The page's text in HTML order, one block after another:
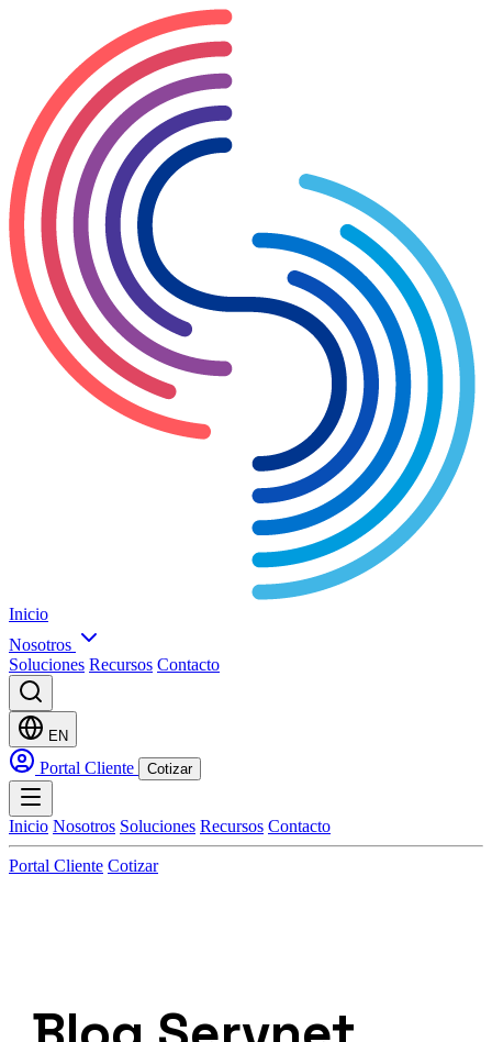
Inicio
Nosotros
Soluciones Recursos Contacto
EN
Portal Cliente Cotizar
Inicio Nosotros Soluciones Recursos Contacto
Portal Cliente Cotizar